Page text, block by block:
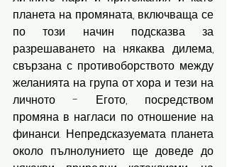
планета на промяната, включваща се
по този начин подсказва за
разрешаването на някаква дилема,
свързана с противоборството между
желанията на група от хора и тези на
личното - Егото, посредством
промяна в нагласи по отношение на
финанси. Непредсказуемата планета
около пълнолунието ще доведе до